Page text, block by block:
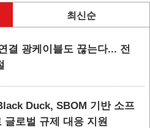
최신순
결 광케이블도 끊는다... 전
Duck, SBOM 기반 소프
글로벌 규제 대응 지원